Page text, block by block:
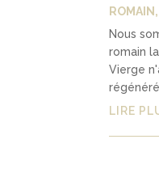
ROMAIN ,
Nous
romain
Vierge
LIRE